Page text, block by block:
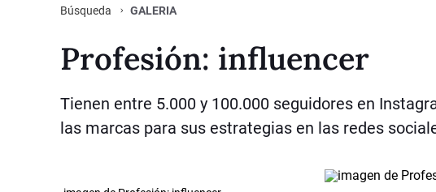
Búsqueda GALERIA
Profesión: influencer
Tienen entre 5.000 y 100.000 seguidores en
las marcas para sus estrategias en las redes